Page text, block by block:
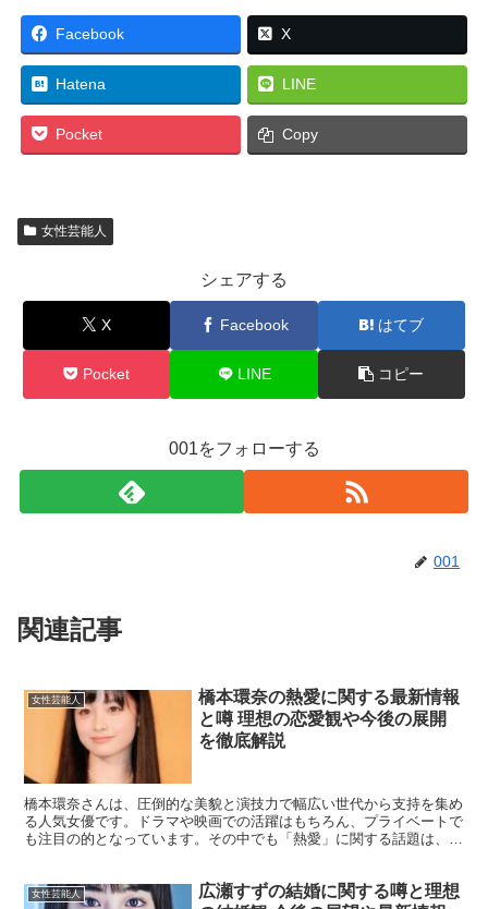
Facebook X
Hatena LINE
Pocket Copy
女性芸能人
シェアする
X Facebook はてブ
Pocket LINE コピー
001をフォローする
001
関連記事
女性芸能人
橋本環奈の熱愛に関する最新情報
と噂 理想の恋愛観や今後の展開
を徹底解説
橋本環奈さんは、圧倒的な美貌と演技力で幅広い世代から支持を集め
る人気女優です。ドラマや映画での活躍はもちろん、プライベートで
も注目の的となっています。その中でも「熱愛」に関する話題は、フ
女性芸能人
広瀬すずの結婚に関する噂と理想